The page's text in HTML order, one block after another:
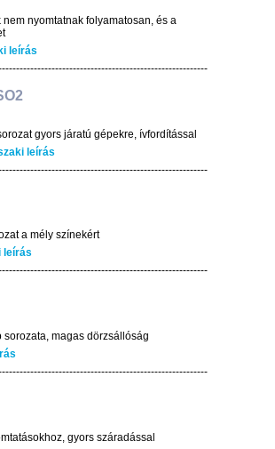
nyomtatnak folyamatosan, és a
leírás
gyors járatú gépekre, ívfordítással
leírás
a mély színekért
leírás
magas dörzsállóság
gyors száradással